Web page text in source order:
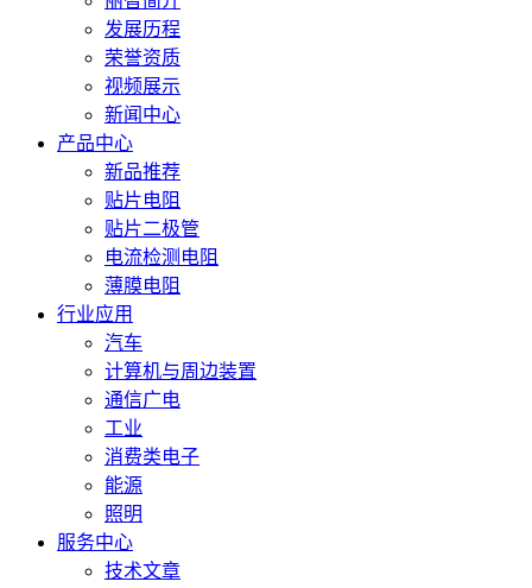
发展历程
荣誉资质
视频展示
新闻中心
产品中心
新品推荐
贴片电阻
贴片二极管
电流检测电阻
薄膜电阻
行业应用
汽车
计算机与周边装置
通信广电
工业
消费类电子
能源
照明
服务中心
技术文章